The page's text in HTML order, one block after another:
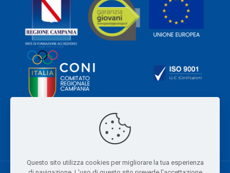
Questo sito utilizza cookies per migliorare la tua esperienza